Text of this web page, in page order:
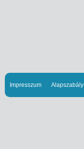
Impresszum Alapszabály